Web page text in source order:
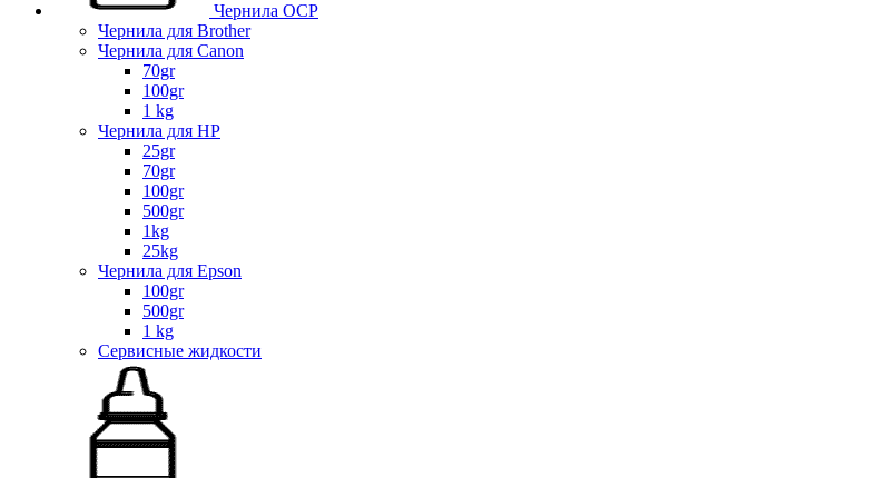
Чернила OCP
Чернила для Brother
Чернила для Canon
70gr
100gr
1 kg
Чернила для HP
25gr
70gr
100gr
500gr
1kg
25kg
Чернила для Epson
100gr
500gr
1 kg
Сервисные жидкости